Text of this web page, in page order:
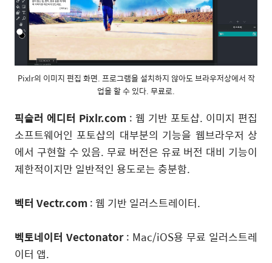
Pixlr의 이미지 편집 화면. 프로그램을 설치하지 않아도 브라우저상에서 작
업을 할 수 있다. 무료로.
픽슬러 에디터 Pixlr.com : 웹 기반 포토샵. 이미지 편집
소프트웨어인 포토샵의 대부분의 기능을 웹브라우저 상
에서 구현할 수 있음. 무료 버전은 유료 버전 대비 기능이
제한적이지만 일반적인 용도로는 충분함.
벡터 Vectr.com: 웹 기반 일러스트레이터.
벡토네이터 Vectonator: Mac/iOS용 무료 일러스트레
이터 앱.